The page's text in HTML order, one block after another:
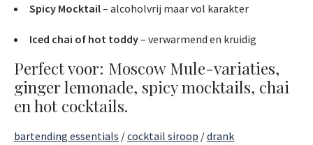
Spicy Mocktail– alcoholvrij maar vol karakter
Iced chai of hot toddy– verwarmend en kruidig
Perfect voor: Moscow Mule-variaties,
ginger lemonade, spicy mocktails, chai
en hot cocktails.
bartending essentials /cocktail siroop /drank